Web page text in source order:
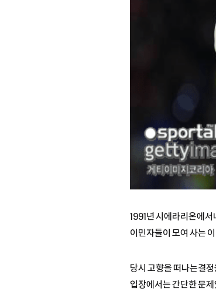
1991년 시에라리온에
이민자들이 모여 사는
당시 고향을 떠나는결
입장에서는 간단한 문